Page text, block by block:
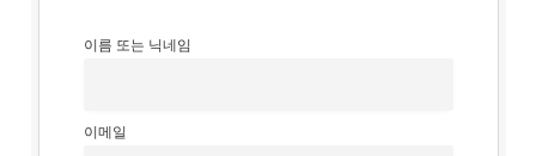
이름 또는 닉네임
이메일